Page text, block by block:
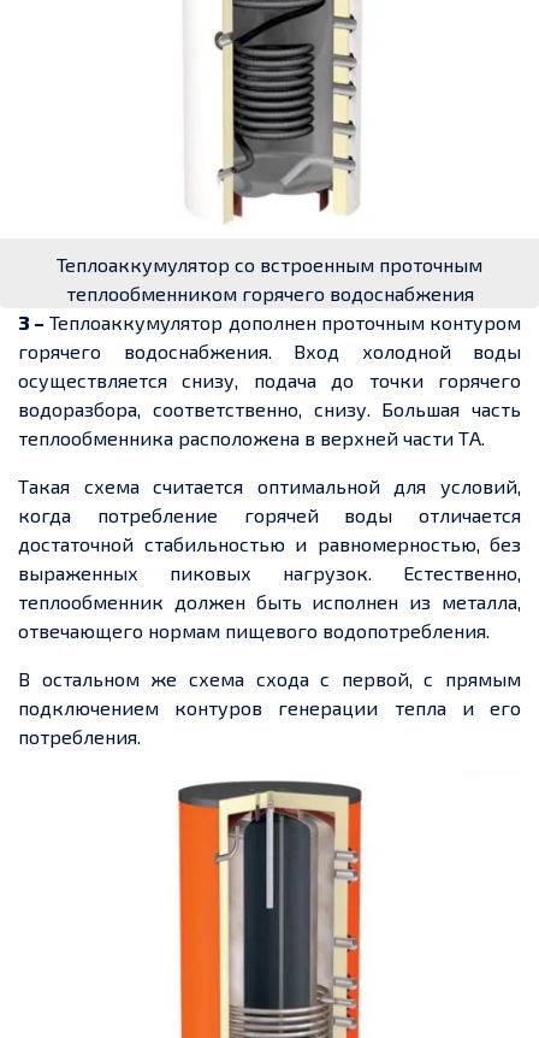
Теплоаккумулятор со встроенным проточным
теплообменником горячего водоснабжения
3 – Теплоаккумулятор дополнен проточным контуром
горячего водоснабжения. Вход холодной воды
осуществляется снизу, подача до точки горячего
водоразбора, соответственно, снизу. Большая часть
теплообменника расположена в верхней части ТА.
Такая схема считается оптимальной для условий,
когда потребление горячей воды отличается
достаточной стабильностью и равномерностью, без
выраженных пиковых нагрузок. Естественно,
теплообменник должен быть исполнен из металла,
отвечающего нормам пищевого водопотребления.
В остальном же схема схода с первой, с прямым
подключением контуров генерации тепла и его
потребления.